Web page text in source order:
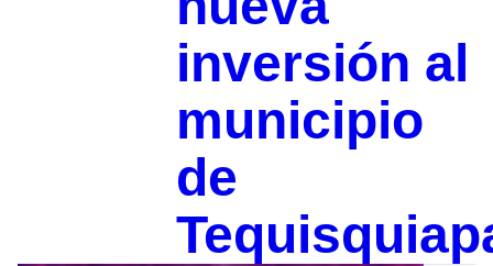
inversión al
municipio
de